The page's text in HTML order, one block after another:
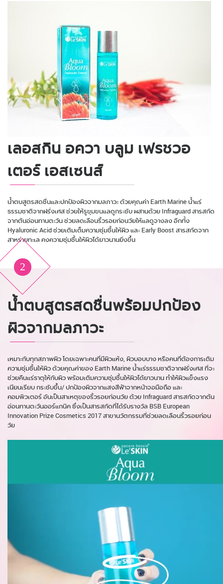
เลอสกิน อควา บลูม เฟรชวอ
เตอร์ เอสเซนส์
น้ำตบสูตรสดชื่นและปกป้องผิวจากมลภาวะ ด้วยคุณค่า Earth Marine น้ำแร่
ธรรมชาติจากฝรั่งเศส ช่วยให้รูขุมขนแลดูกระชับ ผสานด้วย Infraguard สารสกัด
จากต้นอ่อนทานตะวัน ช่วยลดเลือนริ้วรอยก่อนวัยให้แลดูจางลง อีกทั้ง
Hyaluronic Acid ช่วยเติมเต็มความชุ่มชื้นให้ผิว และ Early Boost สารสกัดจาก
สาหร่ายทะเล คงความชุ่มชื้นให้ผิวได้ยาวนานยิ่งขึ้น
2
น้ำตบสูตรสดชื่นพร้อมปกป้อง
ผิวจากมลภาวะ
เหมาะกับทุกสภาพผิว โดยเฉพาะคนที่มีผิวแห้ง, ผิวบอบบาง หรือคนที่ต้องการเติม
ความชุ่มชื้นให้ผิว ด้วยคุณค่าของ Earth Marine น้ำแร่ธรรมชาติจากฝรั่งเศส ที่จะ
ช่วยคืนแร่ธาตุให้กับผิว พร้อมเติมความชุ่มชื้นให้ผิวได้ยาวนาน ทำให้ผิวแข็งแรง
เนียนเรียบ กระชับขึ้น/ ปกป้องผิวจากแสงสีฟ้าจากหน้าจอมือถือ และ
คอมพิวเตอร์ อันเป็นสาเหตุของริ้วรอยก่อนวัย ด้วย Infraguard สารสกัดจากต้น
อ่อนทานตะวันออร์แกนิค ซึ่งเป็นสารสกัดที่ได้รับรางวัล BSB European
Innovation Prize Cosmetics 2017 สาขานวัตกรรมที่ช่วยลดเลือนริ้วรอยก่อน
วัย